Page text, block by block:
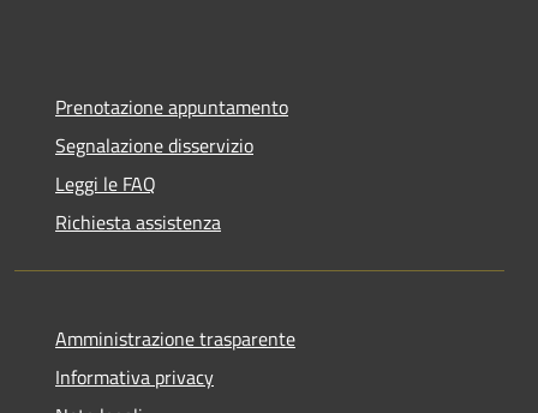
Prenotazione appuntamento
Segnalazione disservizio
Leggi le FAQ
Richiesta assistenza
Amministrazione trasparente
Informativa privacy